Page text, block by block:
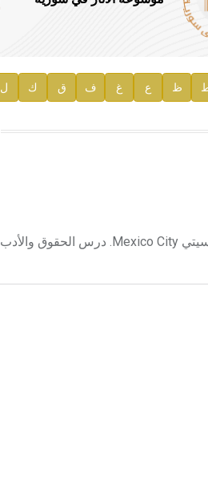
ظ ع غ ف ق ك ل
خايمه توريس بوديت Jaime Torrs Bodet شاعر وروائي ومربٍّ ورجل دولة مكسيكي، ولد وتوفي في مكسيكو سيتي Mexico City. درس الحقوق والأدب